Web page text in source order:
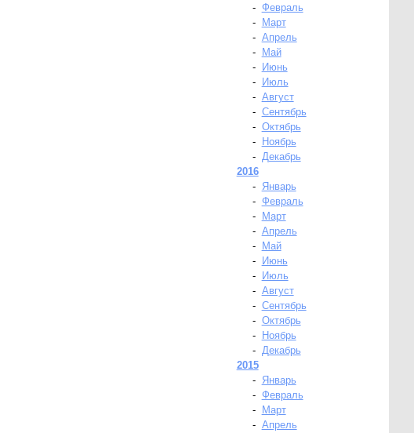
- Февраль
-
Март
- Апрель
-
Май
-
Июнь
-
Июль
- Август
- Сентябрь
- Октябрь
-
Ноябрь
- Декабрь
2016
-
Январь
- Февраль
-
Март
- Апрель
-
Май
-
Июнь
-
Июль
- Август
- Сентябрь
- Октябрь
-
Ноябрь
- Декабрь
2015
-
Январь
- Февраль
-
Март
- Апрель